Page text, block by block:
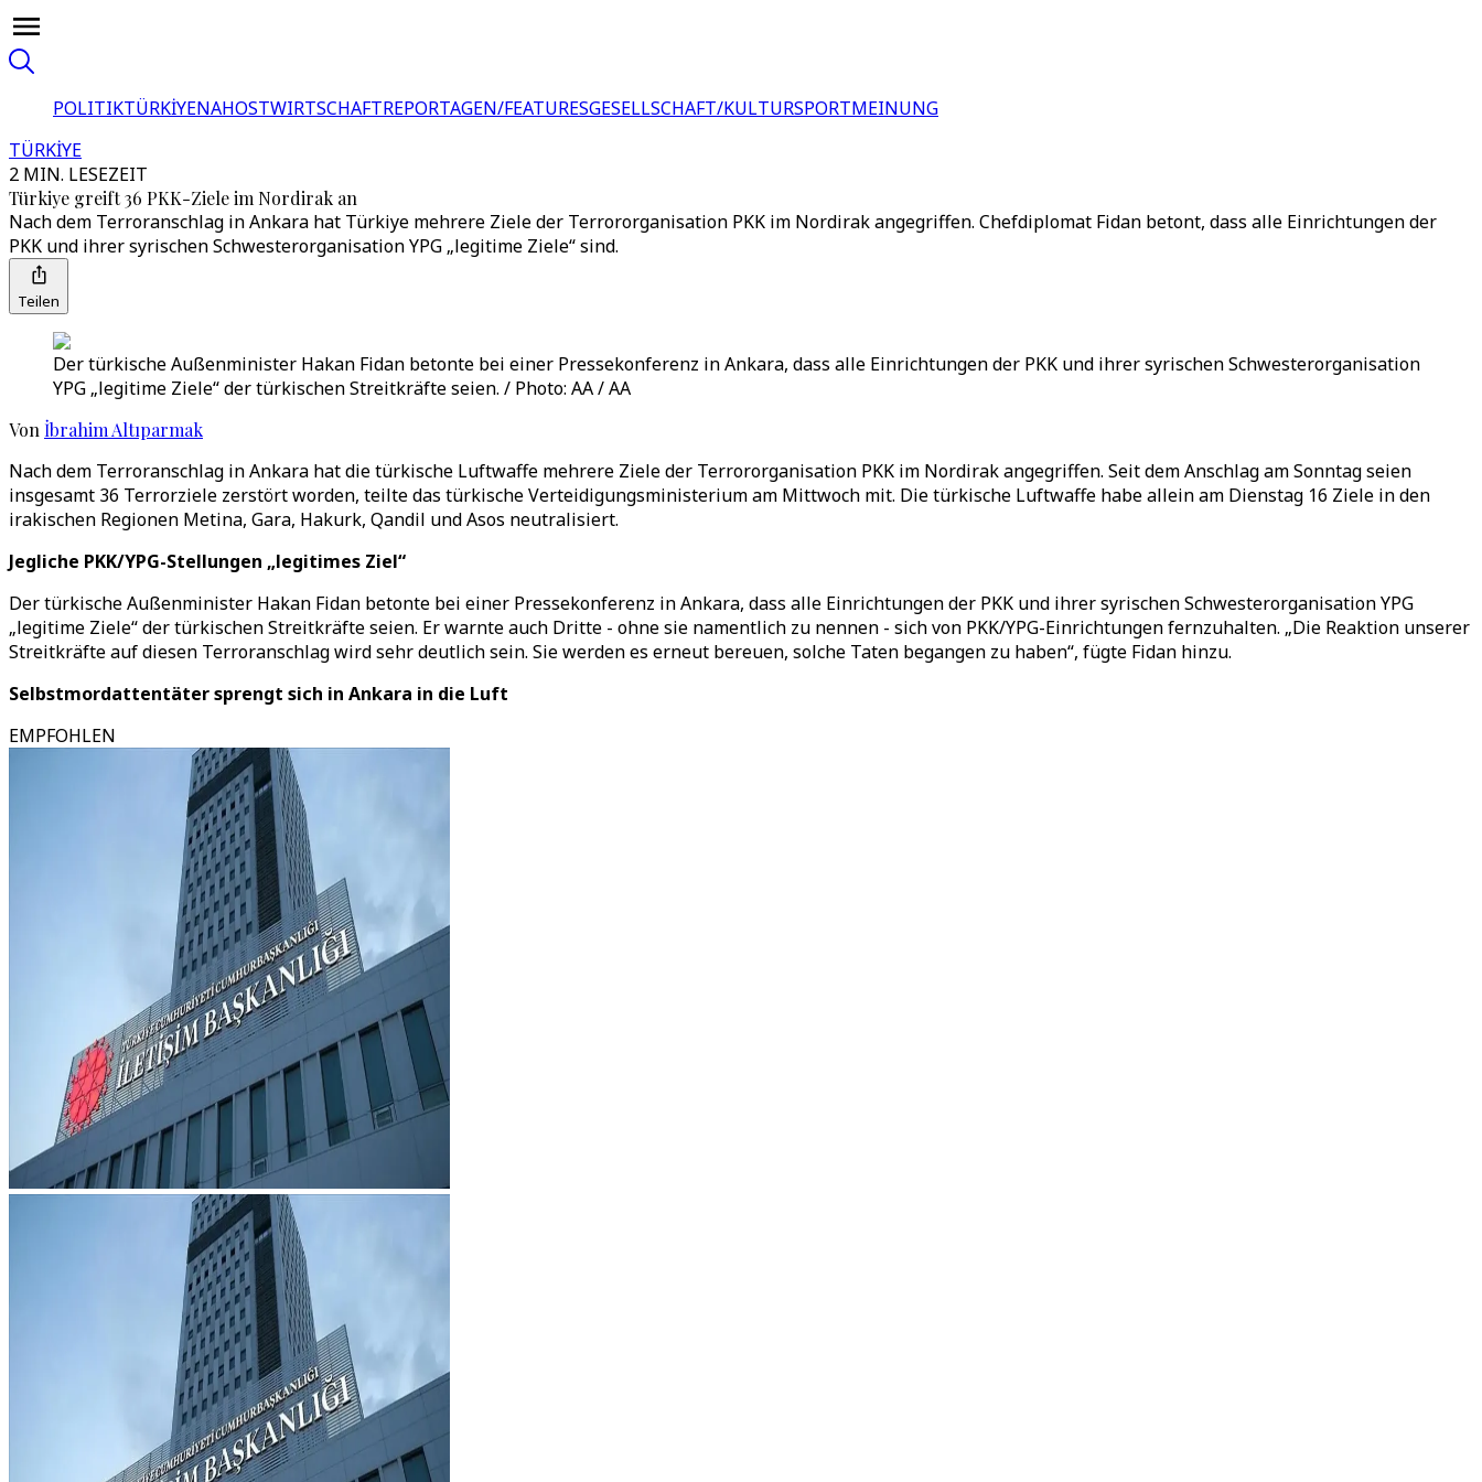
POLITIKTÜRKİYENAHOSTWIRTSCHAFTREPORTAGEN/FEATURESGESELLSCHAFT/KULTURSPORTMEINUNG
TÜRKİYE
2 MIN. LESEZEIT
Türkiye greift 36 PKK-Ziele im Nordirak an
Nach dem Terroranschlag in Ankara hat Türkiye mehrere Ziele der Terrororganisation PKK im Nordirak angegriffen. Chefdiplomat Fidan betont, dass alle Einrichtungen der
PKK und ihrer syrischen Schwesterorganisation YPG „legitime Ziele“ sind.
Teilen
Der türkische Außenminister Hakan Fidan betonte bei einer Pressekonferenz in Ankara, dass alle Einrichtungen der PKK und ihrer syrischen Schwesterorganisation
YPG „legitime Ziele“ der türkischen Streitkräfte seien. / Photo: AA / AA
Von İbrahim Altıparmak
Nach dem Terroranschlag in Ankara hat die türkische Luftwaffe mehrere Ziele der Terrororganisation PKK im Nordirak angegriffen. Seit dem Anschlag am Sonntag seien
insgesamt 36 Terrorziele zerstört worden, teilte das türkische Verteidigungsministerium am Mittwoch mit. Die türkische Luftwaffe habe allein am Dienstag 16 Ziele in den
irakischen Regionen Metina, Gara, Hakurk, Qandil und Asos neutralisiert.
Jegliche PKK/YPG-Stellungen „legitimes Ziel“
Der türkische Außenminister Hakan Fidan betonte bei einer Pressekonferenz in Ankara, dass alle Einrichtungen der PKK und ihrer syrischen Schwesterorganisation YPG
„legitime Ziele“ der türkischen Streitkräfte seien. Er warnte auch Dritte - ohne sie namentlich zu nennen - sich von PKK/YPG-Einrichtungen fernzuhalten. „Die Reaktion unserer
Streitkräfte auf diesen Terroranschlag wird sehr deutlich sein. Sie werden es erneut bereuen, solche Taten begangen zu haben“, fügte Fidan hinzu.
Selbstmordattentäter sprengt sich in Ankara in die Luft
EMPFOHLEN